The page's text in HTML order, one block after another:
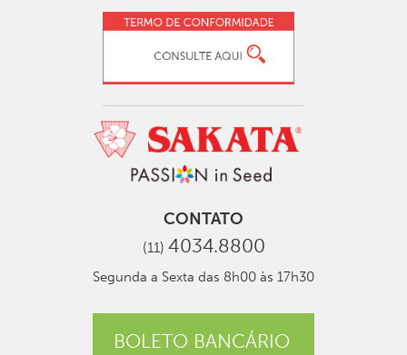
CONTATO
(11) 4034.8800
Segunda a Sexta das 8h00 às 17h30
BOLETO BANCÁRIO